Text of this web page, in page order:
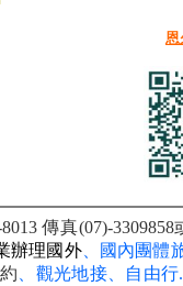
恩
傳真(07)-
辦理國外、國內團體
觀光地接、自由行